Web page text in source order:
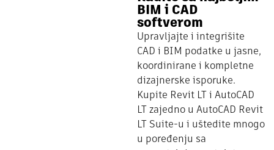
BIM i CAD
softverom
Upravljajte i integrišite
CAD i BIM podatke u jasne,
koordinirane i kompletne
dizajnerske isporuke.
Kupite Revit LT i AutoCAD
LT zajedno u AutoCAD Revit
LT Suite-u i uštedite mnogo
u poređenju sa